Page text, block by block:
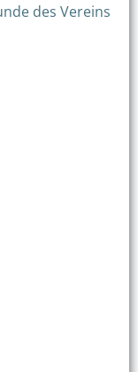
des Vereins